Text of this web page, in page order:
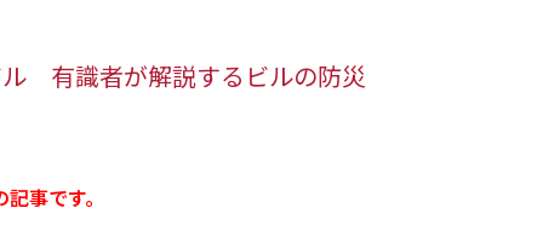
有識者が解説するビルの防災
事です。